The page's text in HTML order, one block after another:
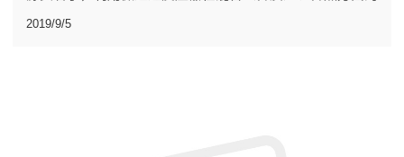
强大提升，以及反应持液量小（本质安全），无放大效应的
2019/9/5